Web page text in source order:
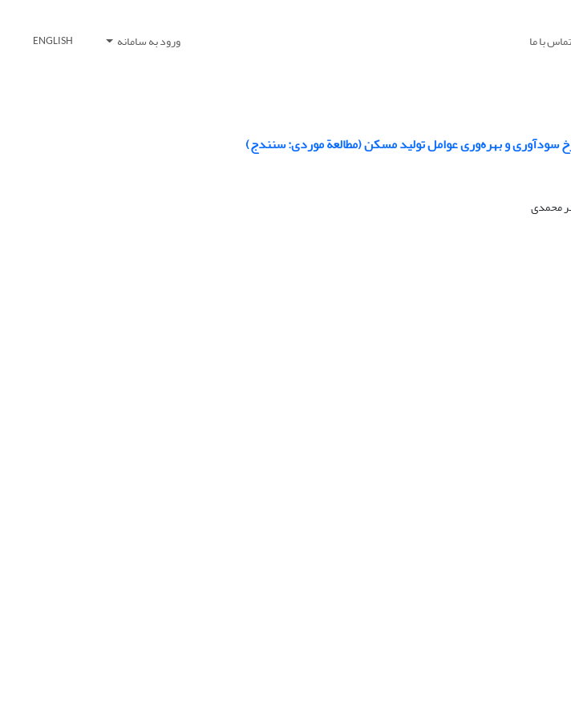
تماس با ما ورود به سامانه ENGLISH
سودآوری و بهره‌وری عوامل تولید مسکن (مطالعة موردی: سنندج)
محمدی